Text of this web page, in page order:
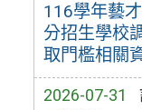
116學年藝
分招生學校
取門檻相關
2026-07-31